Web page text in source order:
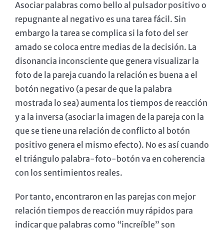
Asociar palabras como bello al pulsador positivo o
repugnante al negativo es una tarea fácil. Sin
embargo la tarea se complica si la foto del ser
amado se coloca entre medias de la decisión. La
disonancia inconsciente que genera visualizar la
foto de la pareja cuando la relación es buena a el
botón negativo (a pesar de que la palabra
mostrada lo sea) aumenta los tiempos de reacción
y a la inversa (asociar la imagen de la pareja con la
que se tiene una relación de conflicto al botón
positivo genera el mismo efecto). No es así cuando
el triángulo palabra-foto-botón va en coherencia
con los sentimientos reales.
Por tanto, encontraron en las parejas con mejor
relación tiempos de reacción muy rápidos para
indicar que palabras como “increíble” son